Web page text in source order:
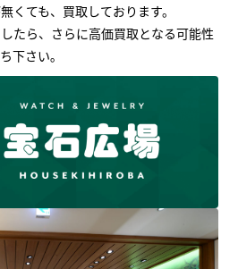
くても、買取しております。
たら、さらに高価買取となる可能性
下さい｡